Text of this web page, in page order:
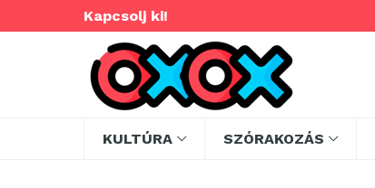
Kapcsolj ki!
KULTÚRA SZÓRAKOZÁS